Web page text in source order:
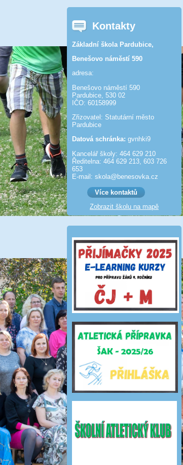
Kontakty
Základní škola Pardubice,
Benešovo náměstí 590
adresa:
Benešovo náměstí 590
Pardubice, 530 02
IČO: 60158999
Zřizovatel: Statutární město
Pardubice
Datová schránka: gvnhki9
Kancelář školy: 464 629 210
Ředitelna: 464 629 213, 603 726
653
E-mail: skola@benesov­ka.cz
Více kontaktů
Zobrazit školu na mapě